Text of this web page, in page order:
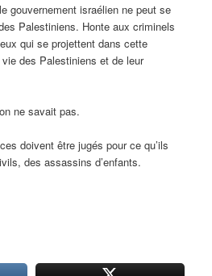
gouvernement israélien ne peut se
Palestiniens. Honte aux criminels
qui se projettent dans cette
des Palestiniens et de leur
ne savait pas.
doivent être jugés pour ce qu’ils
des assassins d’enfants.